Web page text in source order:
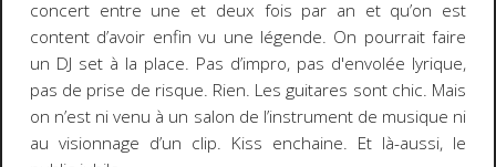
concert entre une et deux fois par an et qu’on est
content d’avoir enfin vu une légende. On pourrait faire
un DJ set à la place. Pas d’impro, pas d'envolée lyrique,
pas de prise de risque. Rien. Les guitares sont chic. Mais
on n’est ni venu à un salon de l’instrument de musique ni
au visionnage d’un clip. Kiss enchaine. Et là-aussi, le